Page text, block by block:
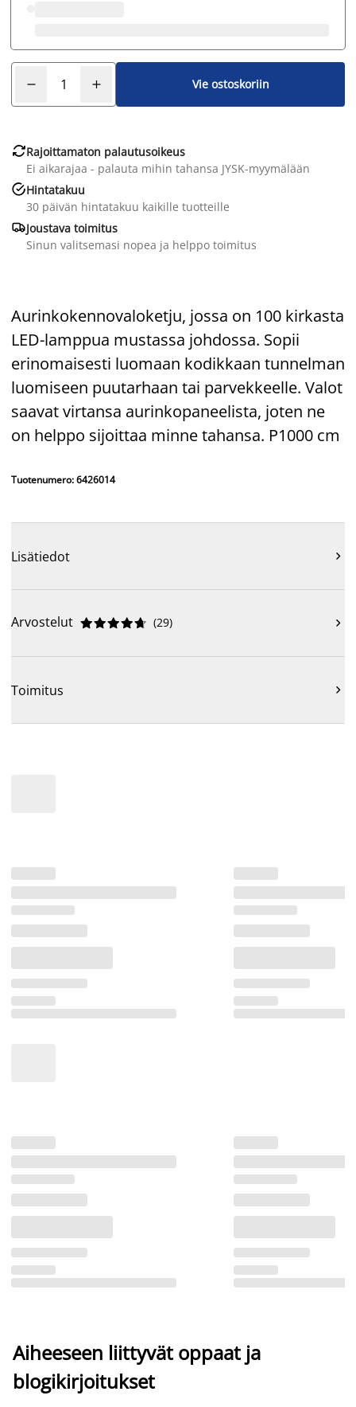
Vie ostoskoriin
Rajoittamaton palautusoikeus
Ei aikarajaa - palauta mihin tahansa JYSK-myymälään
Hintatakuu
30 päivän hintatakuu kaikille tuotteille
Joustava toimitus
Sinun valitsemasi nopea ja helppo toimitus
Aurinkokennovaloketju, jossa on 100 kirkasta
LED-lamppua mustassa johdossa. Sopii
erinomaisesti luomaan kodikkaan tunnelman
luomiseen puutarhaan tai parvekkeelle. Valot
saavat virtansa aurinkopaneelista, joten ne
on helppo sijoittaa minne tahansa. P1000 cm
Tuotenumero: 6426014
Lisätiedot 
Arvostelut 




 (29) 
Toimitus 
Aiheeseen liittyvät oppaat ja
blogikirjoitukset